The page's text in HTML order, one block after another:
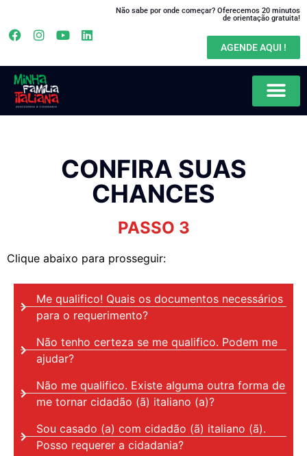
Não sabe por onde começar? Oferecemos 20 minutos
de orientação gratuita!
AGENDE AQUI !
CONFIRA SUAS
CHANCES
PASSO 3
Clique abaixo para prosseguir:
Me qualifico! Quais os documentos necessários
para o requerimento?
Não tenho certeza se me qualifico. Podem me
ajudar?
Não me qualifico. Existe alguma outra forma de
me tornar cidadão (ã) italiano (a)?
Sou casado (a) com cidadão (ã) italiano (ã).
Posso requerer a cidadania?